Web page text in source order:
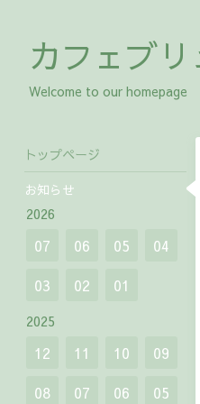
カフェブ
Welcome to our homepage
トップページ
お知らせ
2026
07 06 05
04
03
02 01
2025
12 11 10
09
08
07 06
05